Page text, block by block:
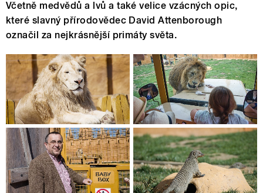
Včetně medvědů a lvů a také velice vzácných opic,
které slavný přírodovědec David Attenborough
označil za nejkrásnější primáty světa.